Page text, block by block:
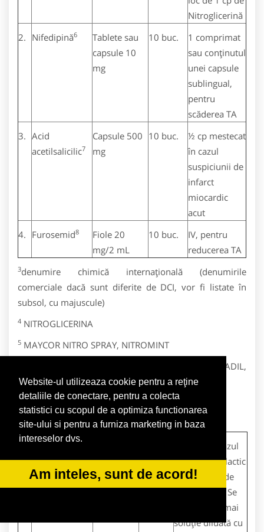
Website-ul utilizeaza cookie pentru a reţine
detaliile de conectare, pentru a colecta
statistici cu scopul de a optimiza functionarea
site-ului si pentru a furniza marketing in baza
intereselor dvs.
Am inteles, sunt de acord!
Nitroglicerină
2. Nifedipină6
Tablete sau
capsule 10
mg
10 buc.
1 comprimat
sau conţinutul
unei capsule
sublingual,
pentru
scăderea TA
3. Acid
acetilsalicilic7
Capsule 500
mg
10 buc.
½ cp mestecat
în cazul
suspiciunii de
infarct
miocardic
acut
4. Furosemid8
Fiole 20
mg/2 mL
10 buc.
IV, pentru
reducerea TA
3denumire chimică internaţională (denumirile
comerciale dacă sunt diferite de DCI, vor fi listate în
subsol, cu majuscule)
4 NITROGLICERINA
5 MAYCOR NITRO SPRAY, NITROMINT
ADALAT, CORDIPIN, CORINFAR, NIFEDIPIN, NIFADIL,
NIFELAT
7ASPIRINĂ
8FURORESE, LASIX
5. Adrenalină
1mg/ 1mL
Indicată în cazul
şocului anafilactic
cu iminenţă de
stop cardiac. Se
foloseşte numai
soluţie diluată cu